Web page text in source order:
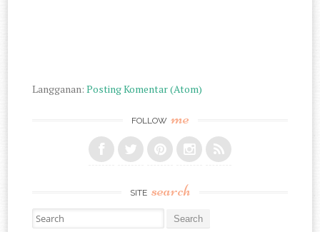
Langganan:Posting Komentar (Atom)
FOLLOW me
SITE search
Search for: